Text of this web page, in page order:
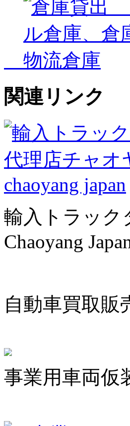
関連リンク
輸入トラック
Chaoyang
自動車買取販
事業用車両仮